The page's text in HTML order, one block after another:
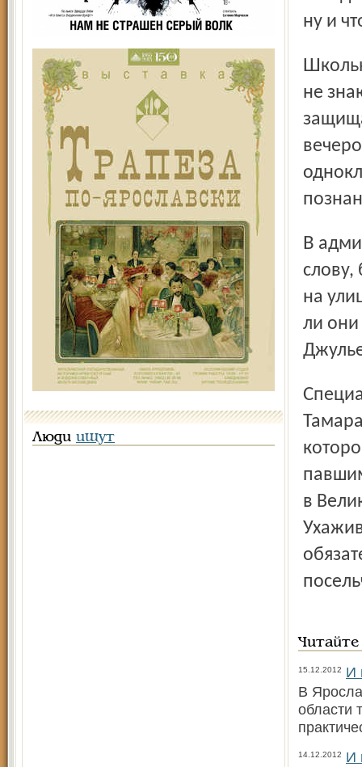
Люди ищут
ну и
Школьницы признались: они, в общем-то, сглупили – сами
не
В администрации нам показали фото с надписями – там, к
слову,
на
ли они
Специалист поселковой администрации в Красных Ткачах
в
15.12.2012
И
В
области
14.12.2012
И